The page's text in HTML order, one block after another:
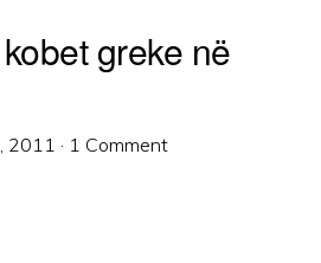
greke në
2011 · 1 Comment